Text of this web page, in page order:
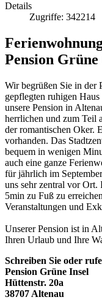
Details
Zugriffe: 342214
Pension Grüne
Wir begrüßen Sie in der
gepflegten ruhigen
unsere Pension in
herrlichen und zum Teil
der romantischen Oker.
vorhanden. Das
bequem in wenigen
auch eine ganze
für jährlich im
uns sehr zentral vor
5min zu Fuß zu
Veranstaltungen und
Unserer Pension ist in
Ihren Urlaub und Ihre
Schreiben Sie oder
Pension Grüne Insel
Hüttenstr. 20a
38707 Altenau